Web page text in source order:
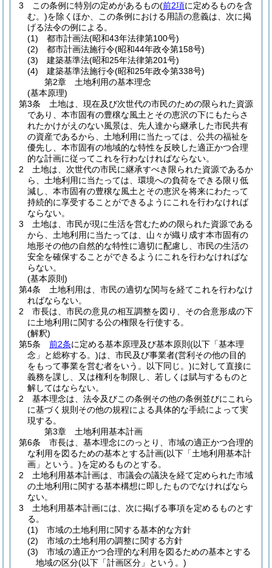
3
この条例に特別の定めがあるもの(前2項に定めるものを含
む。)を除くほか、この条例における用語の意義は、次に掲
げる法令の例による。
(1)
都市計画法(昭和43年法律第100号)
(2)
都市計画法施行令(昭和44年政令第158号)
(3)
建築基準法(昭和25年法律第201号)
(4)
建築基準法施行令(昭和25年政令第338号)
第2章
土地利用の基本理念
(基本原理)
第3条
土地は、現在及び次世代の市民のための限られた資源
であり、本市固有の豊穣な風土とその恵沢の下にもたらさ
れたかけがえのない風景は、先人達から継承した市民共有
の資産であるから、土地利用に当たっては、公共の福祉を
優先し、本市固有の地域的な特性を反映した適正かつ合理
的な計画に従ってこれを行わなければならない。
2
土地は、次世代の市民に継承すべき限られた資源であるか
ら、土地利用に当たっては、環境への負荷をできる限り低
減し、本市固有の豊穣な風土とその恵沢を将来にわたって
持続的に享受することができるようにこれを行わなければ
ならない。
3
土地は、市民が現に生活を営むための限られた資源である
から、土地利用に当たっては、山々が織り成す本市固有の
地形その他の自然的な特性に適切に配慮し、市民の生活の
安全を確保することができるようにこれを行わなければな
らない。
(基本原則)
第4条
土地利用は、市民の適切な関与を経てこれを行わなけ
ればならない。
2
市長は、市民の意見の相互調整を図り、その合意形成の下
に土地利用に関する公の権限を行使する。
(解釈)
第5条
前2条に定める基本原理及び基本原則 (以下「基本理
念」と総称する。)は、市民及び事業者(営利その他の目的
をもって事業を営む者をいう。以下同じ。)に対して直接に
義務を課し、又は権利を制限し、若しくは賦与するものと
解してはならない。
2
基本理念は、法令及びこの条例その他の条例並びにこれら
に基づく規則その他の規程による具体的な手続によって実
現する。
第3章
土地利用基本計画
第6条
市長は、基本理念にのっとり、市域の適正かつ合理的
な利用を図るための基本とする計画(以下「土地利用基本計
画」という。)を定めるものとする。
2
土地利用基本計画は、市議会の議決を経て定められた市域
の土地利用に関する基本構想に即したものでなければなら
ない。
3
土地利用基本計画には、次に掲げる事項を定めるものとす
る。
(1)
市域の土地利用に関する基本的な方針
(2)
市域の土地利用の調整に関する方針
(3)
市域の適正かつ合理的な利用を図るための基本とする
地域の区分(以下「計画区分」という。)